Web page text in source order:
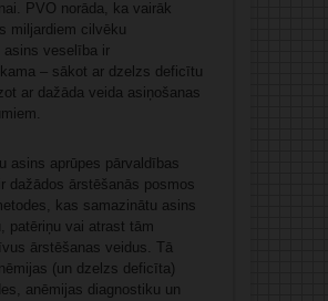
PVO norāda, ka vairāk
miljardiem cilvēku
asins veselība ir
– sākot ar dzelzs deficītu
ar dažāda veida asiņošanas
asins aprūpes pārvaldības
dažādos ārstēšanās posmos
kas samazinātu asins
patēriņu vai atrast tām
ārstēšanas veidus. Tā
(un dzelzs deficīta)
anēmijas diagnostiku un